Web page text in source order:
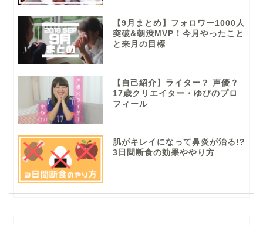
【9月まとめ】フォロワー1000人
突破&朝渋MVP！今月やったこと
と来月の目標
【自己紹介】ライター？ 声優？
17歳クリエイター・ゆぴのプロ
フィール
肌がキレイになって鼻炎が治る!?
3日間断食の効果ややり方